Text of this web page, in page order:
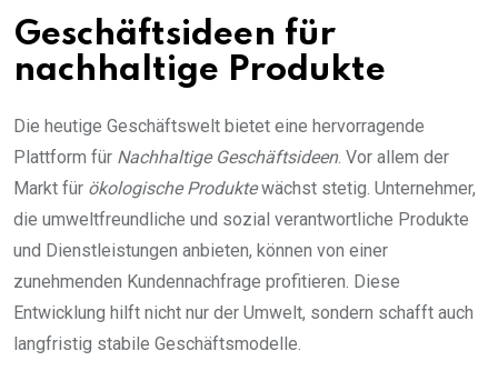
Geschäftsideen für
nachhaltige Produkte
Die heutige Geschäftswelt bietet eine hervorragende
Plattform für Nachhaltige Geschäftsideen. Vor allem der
Markt für ökologische Produktewächst stetig. Unternehmer,
die umweltfreundliche und sozial verantwortliche Produkte
und Dienstleistungen anbieten, können von einer
zunehmenden Kundennachfrage profitieren. Diese
Entwicklung hilft nicht nur der Umwelt, sondern schafft auch
langfristig stabile Geschäftsmodelle.